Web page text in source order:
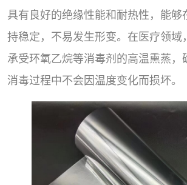
具有良好的绝缘性能和耐热性，能够
持稳定，不易发生形变。在医疗领域
承受环氧乙烷等消毒剂的高温熏蒸，
消毒过程中不会因温度变化而损坏。